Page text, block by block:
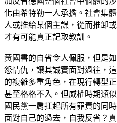
化由希特勒一人承擔。社會集
人或推給某個主謀，從而推卸
才有可能真正記取教訓。
黃國書的自省令人佩服，但是
怨情仇，讓其誠實面對過往，
的複雜多重角色，在現行轉型
甚至格格不入。但威權時期類
國民黨一肩扛起所有罪責的同
面對自己的過去，自我反省？